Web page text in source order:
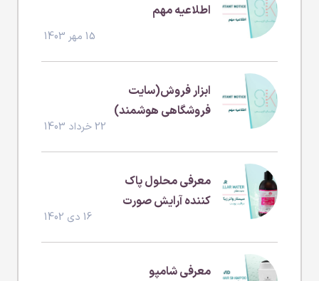
اطلاعیه مهم
15 مهر 1403
ابزار فروش(سایت
فروشگاهی هوشمند)
22 خرداد 1403
معرفی محلول پاک
کننده آرایش صورت
پارابن )
16 دی 1402
معرفی شامپو